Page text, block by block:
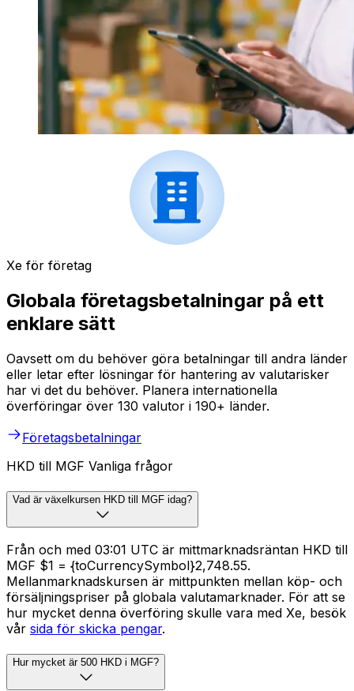
Xe för företag
Globala företagsbetalningar på ett
enklare sätt
Oavsett om du behöver göra betalningar till andra länder
eller letar efter lösningar för hantering av valutarisker
har vi det du behöver. Planera internationella
överföringar över 130 valutor i 190+ länder.
Företagsbetalningar
HKD till MGF Vanliga frågor
Vad är växelkursen HKD till MGF idag?
Från och med 03:01 UTC är mittmarknadsräntan HKD till
MGF $1 = {toCurrencySymbol}2,748.55.
Mellanmarknadskursen är mittpunkten mellan köp- och
försäljningspriser på globala valutamarknader. För att se
hur mycket denna överföring skulle vara med Xe, besök
vår sida för skicka pengar.
Hur mycket är 500 HKD i MGF?